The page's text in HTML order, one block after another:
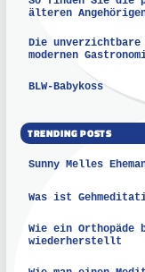
älteren
Die
modernen
BLW-Babykoss
TRENDING POSTS
Sunny Melles
Was ist
Wie ein Orthopäde
wiederherstellt